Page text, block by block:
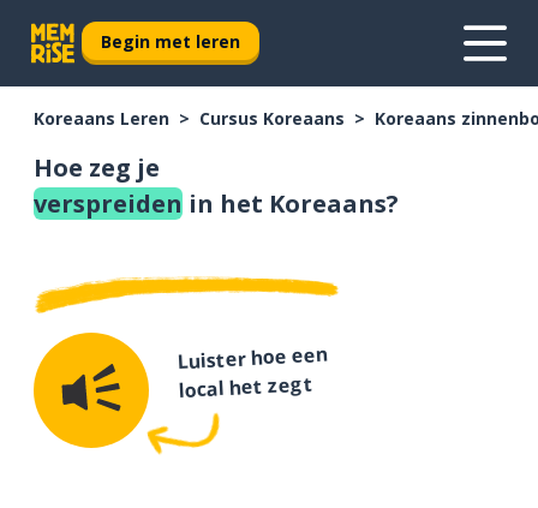
Begin met leren
Koreaans Leren Cursus Koreaans Koreaans
Hoe zeg je
verspreiden in het Koreaans?
Luister hoe een
local het zegt